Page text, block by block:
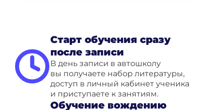
Старт обучения сразу
после записи
В день записи в автошколу
вы получаете набор литературы,
доступ в личный кабинет ученика
и приступаете к занятиям.
Обучение вождению